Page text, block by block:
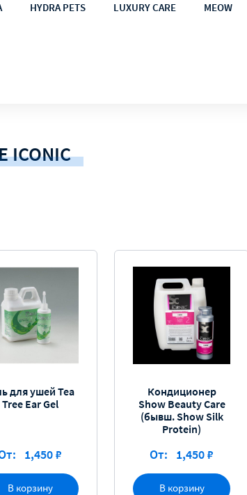
HYDRA PETS LUXURY CARE MEOW
ICONIC
В корзину
для ушей Tea
Tree Ear Gel
1,450 ₽
В корзину
Кондиционер
Show Beauty Care
(бывш. Show Silk
Protein)
От: 1,450 ₽